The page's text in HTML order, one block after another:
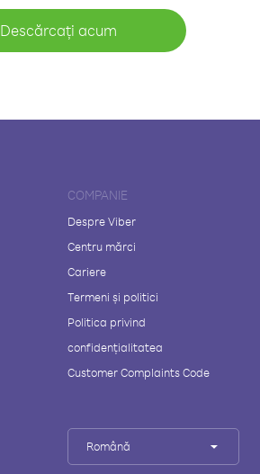
Descărcați acum
COMPANIE
Despre Viber
Centru mărci
Cariere
Termeni și politici
Politica privind
confidențialitatea
Customer Complaints Code
Română